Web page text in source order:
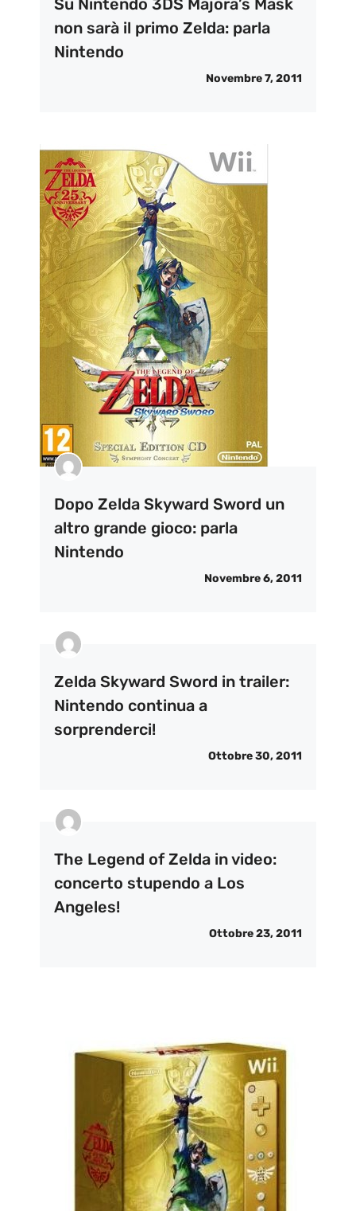
non sarà il primo Zelda: parla
Nintendo
Novembre 7, 2011
Dopo Zelda Skyward Sword un
altro grande gioco: parla
Nintendo
Novembre 6, 2011
Zelda Skyward Sword in trailer:
Nintendo continua a
sorprenderci!
Ottobre 30, 2011
The Legend of Zelda in video:
concerto stupendo a Los
Angeles!
Ottobre 23, 2011